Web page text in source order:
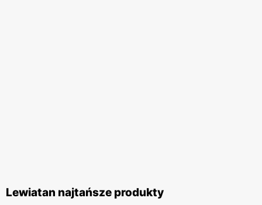
Lewiatan najtańsze produkty